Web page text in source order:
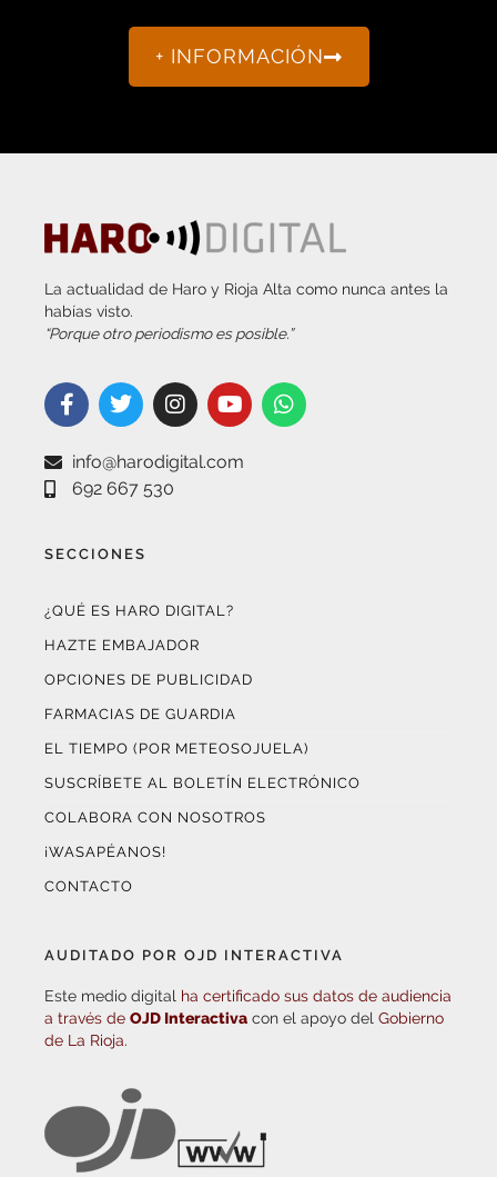
+ INFORMACIÓN
La actualidad de Haro y Rioja Alta como nunca antes la
habías visto.
“Porque otro periodismo es posible.”
info@harodigital.com
692 667 530
SECCIONES
¿QUÉ ES HARO DIGITAL?
HAZTE EMBAJADOR
OPCIONES DE PUBLICIDAD
FARMACIAS DE GUARDIA
EL TIEMPO (POR METEOSOJUELA)
SUSCRÍBETE AL BOLETÍN ELECTRÓNICO
COLABORA CON NOSOTROS
¡WASAPÉANOS!
CONTACTO
AUDITADO POR OJD INTERACTIVA
Este medio digital ha certificado sus datos de audiencia
a través de OJD Interactiva con el apoyo del Gobierno
de La Rioja.